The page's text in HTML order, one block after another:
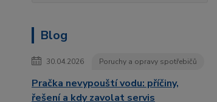
Blog
30.04.2026 Poruchy a opravy spotřebičů
Pračka nevypouští vodu: příčiny,
řešení a kdy zavolat servis